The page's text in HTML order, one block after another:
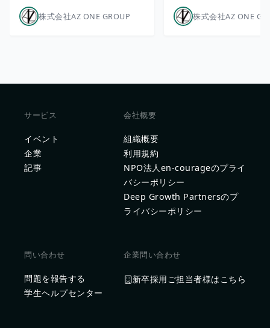
株式会社AZ ONE GROUP 株式会社AZ ONE
サービス
イベント
企業
記事
会社概要
組織概要
利用規約
NPO法人en-courageのプライ
バシーポリシー
Deep Growth Partnersのプ
ライバシーポリシー
問い合わせ
問題を報告する
学生ヘルプセンター
企業問い合わせ
新卒採用ご担当者様はこちら